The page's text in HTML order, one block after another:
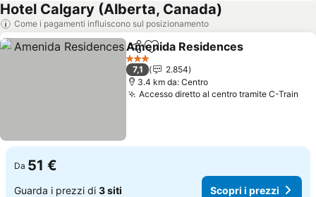
Hotel Calgary (Alberta, Canada)
Come i pagamenti influiscono sul posizionamento
CondividiAggiungi ai preferiti
Amenida Residences
3 Stelle
7,1
2.854
3.4 km da: Centro
Accesso diretto al centro tramite C-Train
Da 51 €
Guarda i prezzi di 3 siti Scopri i prezzi